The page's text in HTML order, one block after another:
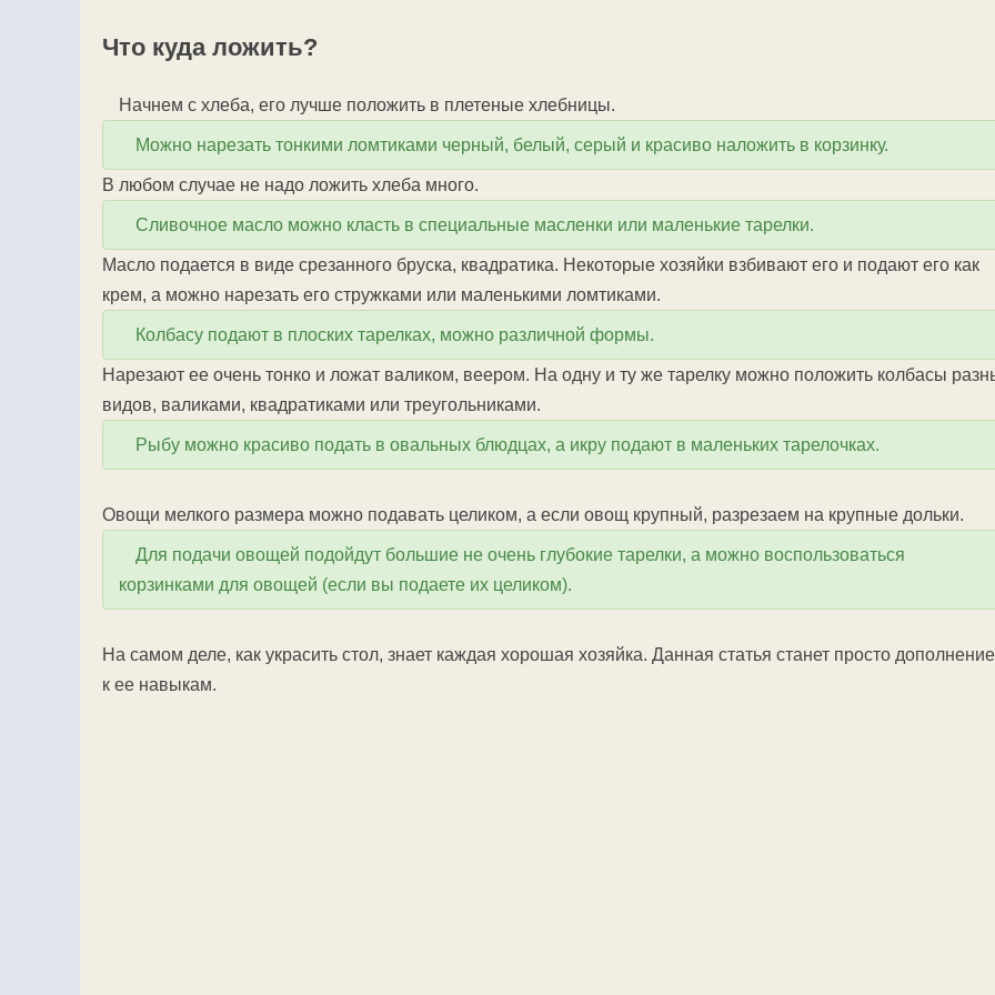
Что куда ложить?
Начнем с хлеба, его лучше положить в плетеные хлебницы.
Можно нарезать тонкими ломтиками черный, белый, серый и красиво наложить в корзинку.
В любом случае не надо ложить хлеба много.
Сливочное масло можно класть в специальные масленки или маленькие тарелки.
Масло подается в виде срезанного бруска, квадратика. Некоторые хозяйки взбивают его и подают его как
крем, а можно нарезать его стружками или маленькими ломтиками.
Колбасу подают в плоских тарелках, можно различной формы.
Нарезают ее очень тонко и ложат валиком, веером. На одну и ту же тарелку можно положить колбасы
видов, валиками, квадратиками или треугольниками.
Рыбу можно красиво подать в овальных блюдцах, а икру подают в маленьких тарелочках.
Овощи мелкого размера можно подавать целиком, а если овощ крупный, разрезаем на крупные дольки.
Для подачи овощей подойдут большие не очень глубокие тарелки, а можно воспользоваться
корзинками для овощей (если вы подаете их целиком).
На самом деле, как украсить стол, знает каждая хорошая хозяйка. Данная статья станет просто
к ее навыкам.